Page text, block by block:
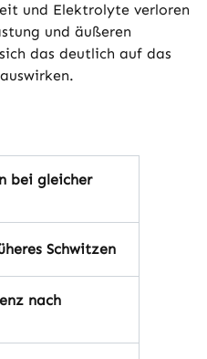
und Elektrolyte verloren
und äußeren
das deutlich auf das
bei gleicher
Schwitzen
nach